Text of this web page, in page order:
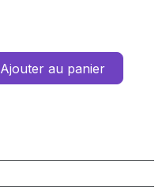
Ajouter au panier